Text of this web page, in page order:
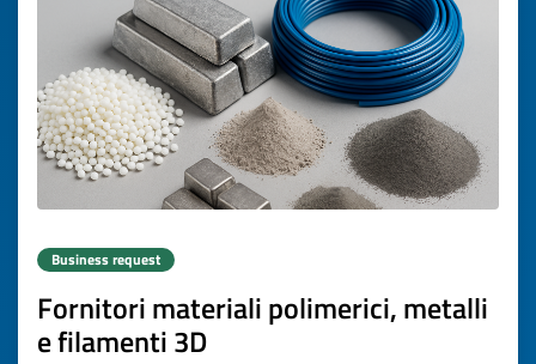
Business request
Fornitori materiali polimerici, metalli
e filamenti 3D